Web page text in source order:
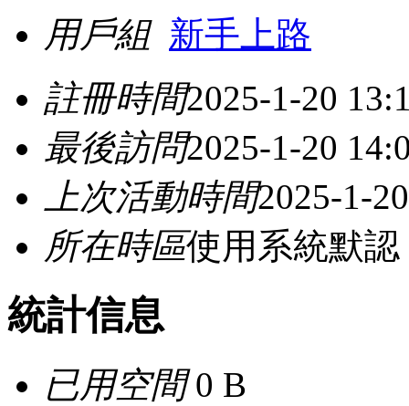
用戶組 新手上路
註冊時間2025-1-20
最後訪問2025-1-20
上次活動時間2025-1-
所在時區使用系統默認
統計信息
已用空間0 B